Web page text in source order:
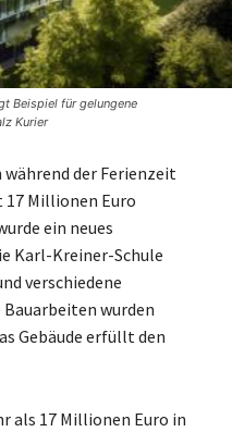
Beispiel für gelungene
Kurier
der Ferienzeit
17 Millionen Euro
ein neues
Karl-Kreiner-Schule
verschiedene
wurden
Gebäude erfüllt den
als 17 Millionen Euro in